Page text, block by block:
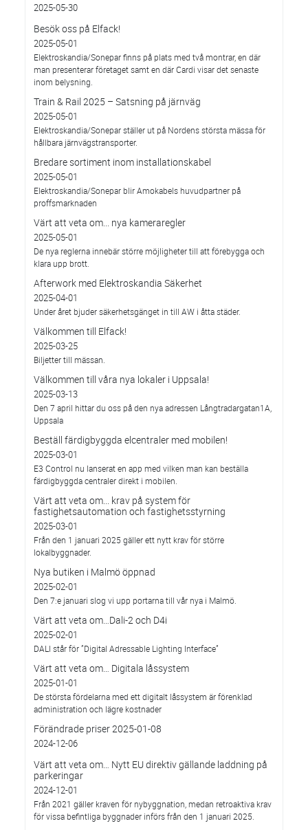
2025-05-30
Besök oss på Elfack!
2025-05-01
Elektroskandia/Sonepar finns på plats med två montrar, en där
man presenterar företaget samt en där Cardi visar det senaste
inom belysning.
Train & Rail 2025 – Satsning på järnväg
2025-05-01
Elektroskandia/Sonepar ställer ut på Nordens största mässa för
hållbara järnvägstransporter.
Bredare sortiment inom installationskabel
2025-05-01
Elektroskandia/Sonepar blir Amokabels huvudpartner på
proffsmarknaden
Värt att veta om... nya kameraregler
2025-05-01
De nya reglerna innebär större möjligheter till att förebygga och
klara upp brott.
Afterwork med Elektroskandia Säkerhet
2025-04-01
Under året bjuder säkerhetsgänget in till AW i åtta städer.
Välkommen till Elfack!
2025-03-25
Biljetter till mässan.
Välkommen till våra nya lokaler i Uppsala!
2025-03-13
Den 7 april hittar du oss på den nya adressen Långtradargatan1A,
Uppsala
Beställ färdigbyggda elcentraler med mobilen!
2025-03-01
E3 Control nu lanserat en app med vilken man kan beställa
färdigbyggda centraler direkt i mobilen.
Värt att veta om... krav på system för
fastighetsautomation och fastighetsstyrning
2025-03-01
Från den 1 januari 2025 gäller ett nytt krav för större
lokalbyggnader.
Nya butiken i Malmö öppnad
2025-02-01
Den 7:e januari slog vi upp portarna till vår nya i Malmö.
Värt att veta om…Dali-2 och D4i
2025-02-01
DALI står för ”Digital Adressable Lighting Interface”
Värt att veta om… Digitala låssystem
2025-01-01
De största fördelarna med ett digitalt låssystem är förenklad
administration och lägre kostnader
Förändrade priser 2025-01-08
2024-12-06
Värt att veta om… Nytt EU direktiv gällande laddning på
parkeringar
2024-12-01
Från 2021 gäller kraven för nybyggnation, medan retroaktiva krav
för vissa befintliga byggnader införs från den 1 januari 2025.